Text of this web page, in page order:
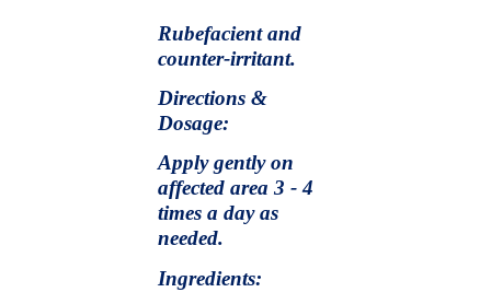
Rubefacient and
counter-irritant.
Directions &
Dosage:
Apply gently on
affected area 3 - 4
times a day as
needed.
Ingredients: